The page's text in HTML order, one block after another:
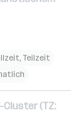
Teilzeit
(TZ: